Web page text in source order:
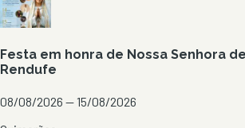
Festa em honra de Nossa Senhora
Rendufe
08/08/2026 — 15/08/2026